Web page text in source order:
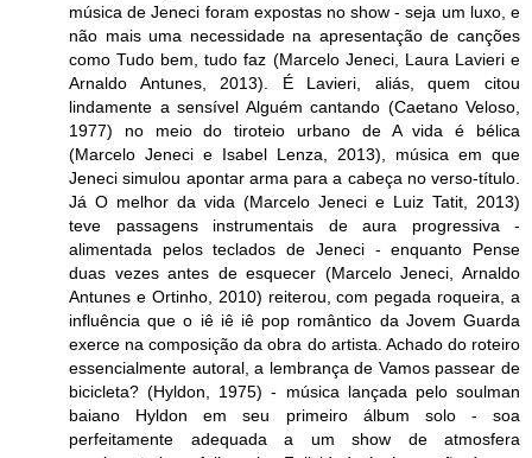
música de Jeneci foram expostas no show - seja um luxo, e
não mais uma necessidade na apresentação de canções
como Tudo bem, tudo faz (Marcelo Jeneci, Laura Lavieri e
Arnaldo Antunes, 2013). É Lavieri, aliás, quem citou
lindamente a sensível Alguém cantando (Caetano Veloso,
1977) no meio do tiroteio urbano de A vida é bélica
(Marcelo Jeneci e Isabel Lenza, 2013), música em que
Jeneci simulou apontar arma para a cabeça no verso-título.
Já O melhor da vida (Marcelo Jeneci e Luiz Tatit, 2013)
teve passagens instrumentais de aura progressiva -
alimentada pelos teclados de Jeneci - enquanto Pense
duas vezes antes de esquecer (Marcelo Jeneci, Arnaldo
Antunes e Ortinho, 2010) reiterou, com pegada roqueira, a
influência que o iê iê iê pop romântico da Jovem Guarda
exerce na composição da obra do artista. Achado do roteiro
essencialmente autoral, a lembrança de Vamos passear de
bicicleta? (Hyldon, 1975) - música lançada pelo soulman
baiano Hyldon em seu primeiro álbum solo - soa
perfeitamente adequada a um show de atmosfera